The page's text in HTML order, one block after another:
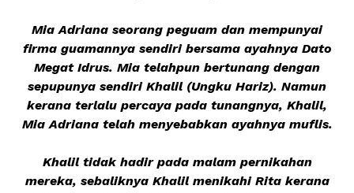
Mia Adriana seorang peguam dan mempunyai
firma guamannya sendiri bersama ayahnya Dato
Megat Idrus. Mia telahpun bertunang dengan
sepupunya sendiri Khalil (Ungku Hariz). Namun
kerana terlalu percaya pada tunangnya, Khalil,
Mia Adriana telah menyebabkan ayahnya muflis.
Khalil tidak hadir pada malam pernikahan
mereka, sebaliknya Khalil menikahi Rita kerana